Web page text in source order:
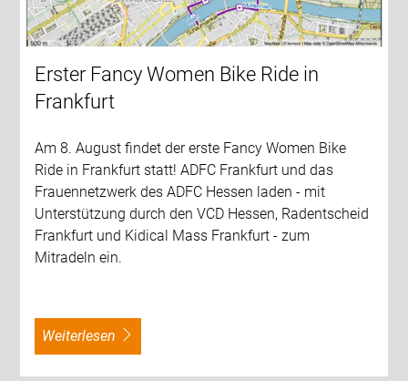
Erster Fancy Women Bike Ride in
Frankfurt
Am 8. August findet der erste Fancy Women Bike
Ride in Frankfurt statt! ADFC Frankfurt und das
Frauennetzwerk des ADFC Hessen laden - mit
Unterstützung durch den VCD Hessen, Radentscheid
Frankfurt und Kidical Mass Frankfurt - zum
Mitradeln ein.
weiterlesen